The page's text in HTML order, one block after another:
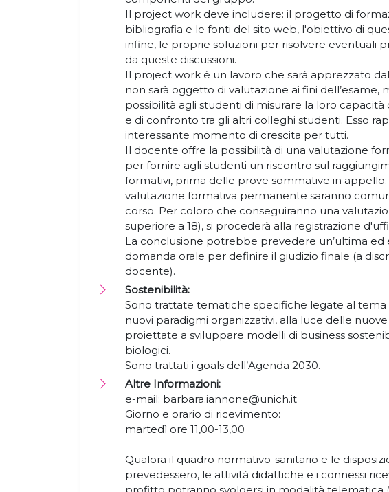
Il project work deve includere: il progetto di
bibliografia e le fonti del sito web, l'obiettivo di
infine, le proprie soluzioni per risolvere eventuali
da queste discussioni.
Il project work è un lavoro che sarà apprezzato
non sarà oggetto di valutazione ai fini dell’esame,
possibilità agli studenti di misurare la loro
e di confronto tra gli altri colleghi studenti. Esso
interessante momento di crescita per tutti.
Il docente offre la possibilità di una valutazione
per fornire agli studenti un riscontro sul
formativi, prima delle prove sommative in
valutazione formativa permanente saranno
corso. Per coloro che conseguiranno una
superiore a 18), si procederà alla registrazione
La conclusione potrebbe prevedere un’ultima ed
domanda orale per definire il giudizio finale (a
docente).
Sostenibilità:
Sono trattate tematiche specifiche legate al tema
nuovi paradigmi organizzativi, alla luce delle
proiettate a sviluppare modelli di business
biologici.
Sono trattati i goals dell’Agenda 2030.
Altre Informazioni:
e-mail: barbara.iannone@unich.it
Giorno e orario di ricevimento:
martedì ore 11,00-13,00
Qualora il quadro normativo-sanitario e le
prevedessero, le attività didattiche e i connessi